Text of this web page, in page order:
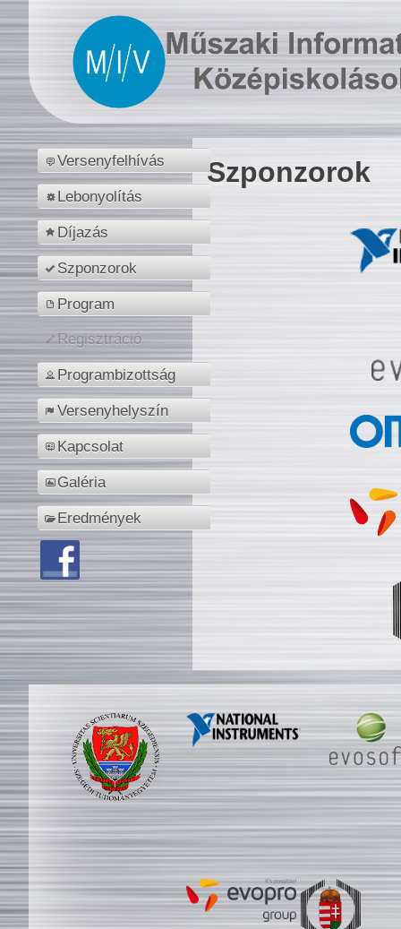
Versenyfelhívás
Lebonyolítás
Díjazás
Szponzorok
Program
Regisztráció
Programbizottság
Versenyhelyszín
Kapcsolat
Galéria
Eredmények
Szponzorok